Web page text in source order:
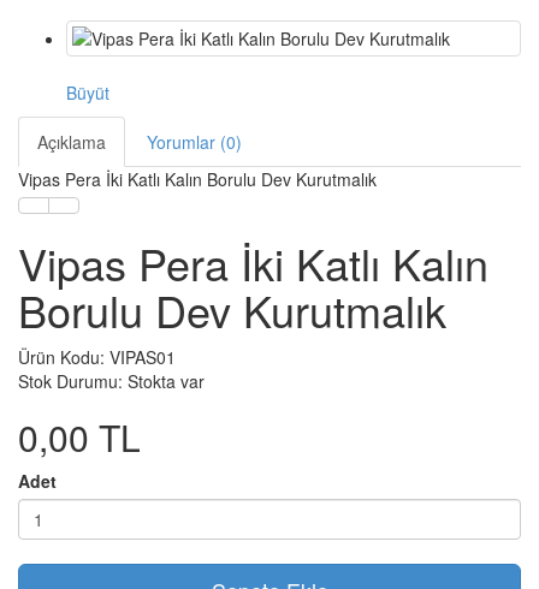
Büyüt
Açıklama
Yorumlar (0)
Vipas Pera İki Katlı Kalın Borulu Dev Kurutmalık
Vipas Pera İki Katlı Kalın
Borulu Dev Kurutmalık
Ürün Kodu: VIPAS01
Stok Durumu: Stokta var
0,00 TL
Adet